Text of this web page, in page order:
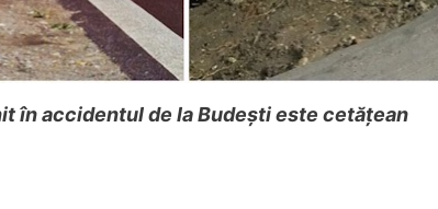
în accidentul de la Budești este cetățean